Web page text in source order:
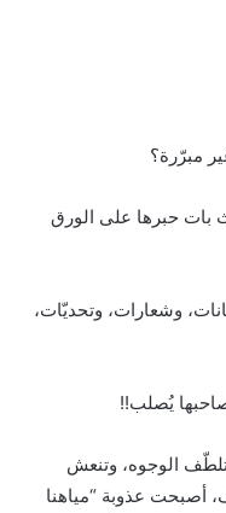
مبرّرة؟
بات حبرها على الورق
وشعارات، وتحديّات،
يُصلب!!
الوجوه، وتنعش
أصبحت عذوبة “مياهنا